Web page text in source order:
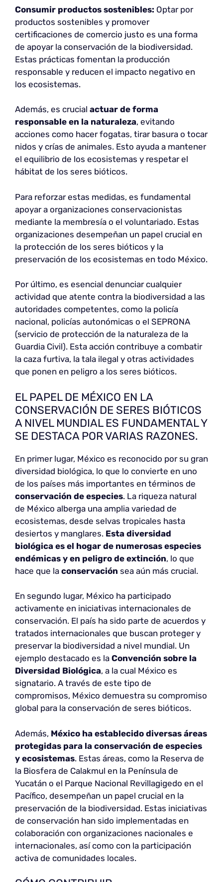
Consumir productos sostenibles: Optar por
productos sostenibles y promover
certificaciones de comercio justo es una forma
de apoyar la conservación de la biodiversidad.
Estas prácticas fomentan la producción
responsable y reducen el impacto negativo en
los ecosistemas.
Además, es crucial actuar de forma
responsable en la naturaleza, evitando
acciones como hacer fogatas, tirar basura o tocar
nidos y crías de animales. Esto ayuda a mantener
el equilibrio de los ecosistemas y respetar el
hábitat de los seres bióticos.
Para reforzar estas medidas, es fundamental
apoyar a organizaciones conservacionistas
mediante la membresía o el voluntariado. Estas
organizaciones desempeñan un papel crucial en
la protección de los seres bióticos y la
preservación de los ecosistemas en todo México.
Por último, es esencial denunciar cualquier
actividad que atente contra la biodiversidad a las
autoridades competentes, como la policía
nacional, policías autonómicas o el SEPRONA
(servicio de protección de la naturaleza de la
Guardia Civil). Esta acción contribuye a combatir
la caza furtiva, la tala ilegal y otras actividades
que ponen en peligro a los seres bióticos.
EL PAPEL DE MÉXICO EN LA
CONSERVACIÓN DE SERES BIÓTICOS
A NIVEL MUNDIAL ES FUNDAMENTAL Y
SE DESTACA POR VARIAS RAZONES.
En primer lugar, México es reconocido por su gran
diversidad biológica, lo que lo convierte en uno
de los países más importantes en términos de
conservación de especies. La riqueza natural
de México alberga una amplia variedad de
ecosistemas, desde selvas tropicales hasta
desiertos y manglares. Esta diversidad
biológica es el hogar de numerosas especies
endémicas y en peligro de extinción, lo que
hace que la conservación sea aún más crucial.
En segundo lugar, México ha participado
activamente en iniciativas internacionales de
conservación. El país ha sido parte de acuerdos y
tratados internacionales que buscan proteger y
preservar la biodiversidad a nivel mundial. Un
ejemplo destacado es la Convención sobre la
Diversidad Biológica, a la cual México es
signatario. A través de este tipo de
compromisos, México demuestra su compromiso
global para la conservación de seres bióticos.
Además, México ha establecido diversas áreas
protegidas para la conservación de especies
y ecosistemas. Estas áreas, como la Reserva de
la Biosfera de Calakmul en la Península de
Yucatán o el Parque Nacional Revillagigedo en el
Pacífico, desempeñan un papel crucial en la
preservación de la biodiversidad. Estas iniciativas
de conservación han sido implementadas en
colaboración con organizaciones nacionales e
internacionales, así como con la participación
activa de comunidades locales.